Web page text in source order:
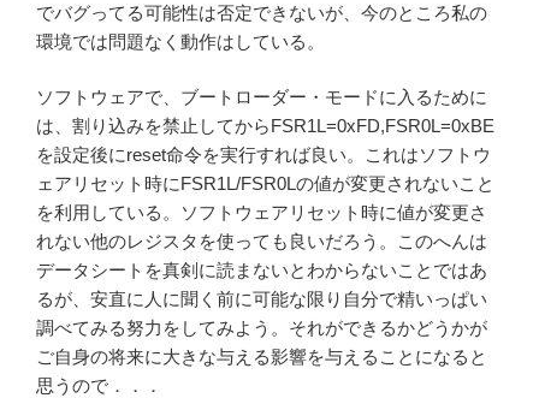
でバグってる可能性は否定できないが、今のところ私の
環境では問題なく動作はしている。
ソフトウェアで、ブートローダー・モードに入るために
は、割り込みを禁止してからFSR1L=0xFD,FSR0L=0xBE
を設定後にreset命令を実行すれば良い。これはソフトウ
ェアリセット時にFSR1L/FSR0Lの値が変更されないこと
を利用している。ソフトウェアリセット時に値が変更さ
れない他のレジスタを使っても良いだろう。このへんは
データシートを真剣に読まないとわからないことではあ
るが、安直に人に聞く前に可能な限り自分で精いっぱい
調べてみる努力をしてみよう。それができるかどうかが
ご自身の将来に大きな与える影響を与えることになると
思うので．．．